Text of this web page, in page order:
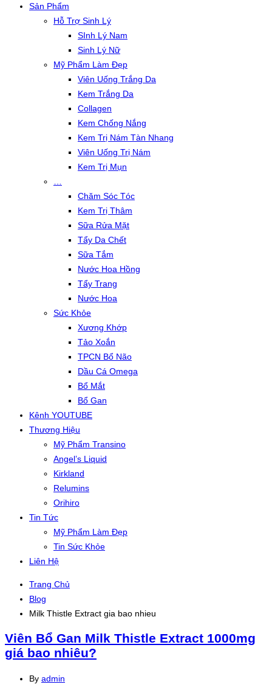
Sản Phẩm
Hỗ Trợ Sinh Lý
SInh Lý Nam
Sinh Lý Nữ
Mỹ Phẩm Làm Đẹp
Viên Uống Trắng Da
Kem Trắng Da
Collagen
Kem Chống Nắng
Kem Trị Nám Tàn Nhang
Viên Uống Trị Nám
Kem Trị Mụn
Chăm Sóc Tóc
Kem Trị Thâm
Sữa Rửa Mặt
Tẩy Da Chết
Sữa Tắm
Nước Hoa Hồng
Tẩy Trang
Nước Hoa
Sức Khỏe
Xương Khớp
Tảo Xoắn
TPCN Bổ Não
Dầu Cá Omega
Bổ Mắt
Bổ Gan
Kênh YOUTUBE
Thương Hiệu
Mỹ Phẩm Transino
Angel’s Liquid
Kirkland
Relumins
Orihiro
Tin Tức
Mỹ Phẩm Làm Đẹp
Tin Sức Khỏe
Liên Hệ
Trang Chủ
Blog
Milk Thistle Extract gia bao nhieu
Viên Bổ Gan Milk Thistle Extract 1000mg
giá bao nhiêu?
By admin